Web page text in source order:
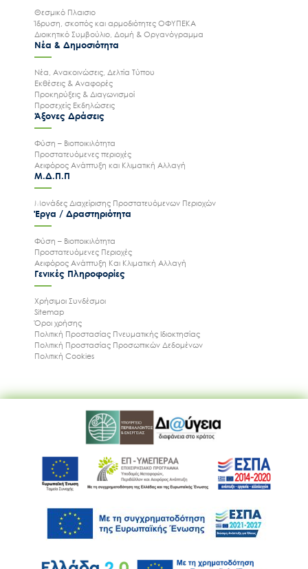
Θεσμικό Πλαισιο
Ίδρυση, σκοπός και αρμοδιότητες ΟΦΥΠΕΚΑ
Διοικητικό Συμβούλιο, Δομή & Οργανόγραμμα
Νέα & Δημοσιότητα
Νέα, Ανακοινώσεις, Δελτία Τύπου
Εκθέσεις & Αναφορές
Προκηρύξεις & Διαγωνισμοί
Προσεχείς Εκδηλώσεις
Άξονες Δράσεις
Φύση – Βιοποικιλότητα
Προστατευόμενες περιοχές
Αειφόρος Ανάπτυξη και Κλιματική Αλλαγή
Μ.Δ.Π.Π
Μονάδες Διαχείρισης Προστατευόμενων Περιοχών
Έργα / Δραστηριότητα
Φύση – Βιοποικιλότητα
Προστατευόμενες Περιοχές
Αειφόρος Ανάπτυξη Και Κλιματική Αλλαγή
Γενικές Πληροφορίες
Χρήσιμοι Συνδέσμοι
Sitemap
Όροι χρήσης
Πολιτική Προστασίας Πνευματικής Ιδιοκτησίας
Πολιτική Προστασίας Προσωπικών Δεδομένων
Πολιτική Cookies